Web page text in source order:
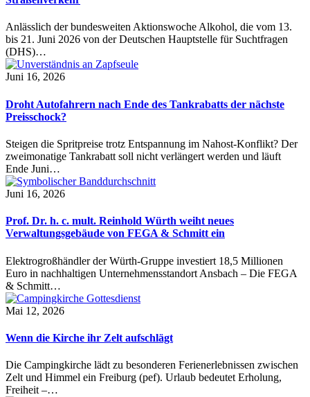
Anlässlich der bundesweiten Aktionswoche Alkohol, die vom 13.
bis 21. Juni 2026 von der Deutschen Hauptstelle für Suchtfragen
(DHS)…
Juni 16, 2026
Droht Autofahrern nach Ende des Tankrabatts der nächste
Preisschock?
Steigen die Spritpreise trotz Entspannung im Nahost-Konflikt? Der
zweimonatige Tankrabatt soll nicht verlängert werden und läuft
Ende Juni…
Juni 16, 2026
Prof. Dr. h. c. mult. Reinhold Würth weiht neues
Verwaltungsgebäude von FEGA & Schmitt ein
Elektrogroßhändler der Würth-Gruppe investiert 18,5 Millionen
Euro in nachhaltigen Unternehmensstandort Ansbach – Die FEGA
& Schmitt…
Mai 12, 2026
Wenn die Kirche ihr Zelt aufschlägt
Die Campingkirche lädt zu besonderen Ferienerlebnissen zwischen
Zelt und Himmel ein Freiburg (pef). Urlaub bedeutet Erholung,
Freiheit –…